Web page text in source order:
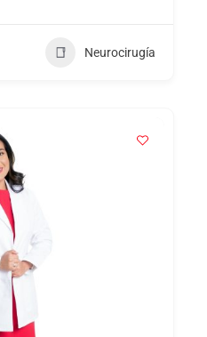
Neurocirugía